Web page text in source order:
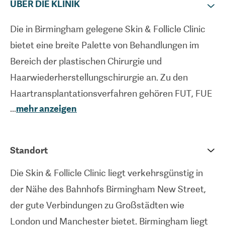
ÜBER DIE KLINIK
Die in Birmingham gelegene Skin & Follicle Clinic
bietet eine breite Palette von Behandlungen im
Bereich der plastischen Chirurgie und
Haarwiederherstellungschirurgie an. Zu den
Haartransplantationsverfahren gehören FUT, FUE
und ARTAS, die neueste
FUE bleibt im Spenderbereich keine Narbe zurück,
da die Follikel einzeln entnommen werden. Zu den
nicht-chirurgischen Verfahren, die von der
hochmodernen Klinik angeboten werden, gehören
...mehr anzeigen
Standort
Die Skin & Follicle Clinic liegt verkehrsgünstig in
der Nähe des Bahnhofs Birmingham New Street,
der gute Verbindungen zu Großstädten wie
London und Manchester bietet. Birmingham liegt